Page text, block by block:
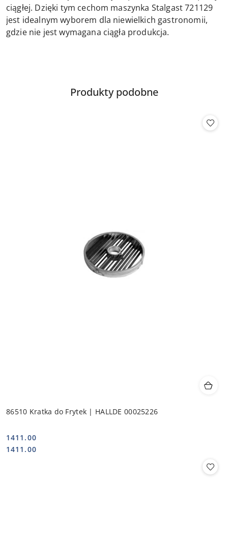
ciągłej. Dzięki tym cechom maszynka Stalgast 721129
jest idealnym wyborem dla niewielkich gastronomii,
gdzie nie jest wymagana ciągła produkcja.
Pomiń karuzelę produktów
Produkty
Produkty podobne
86510 Kratka do Frytek | HALLDE 00025226
Cena:
1411.00
Cena:
1411.00